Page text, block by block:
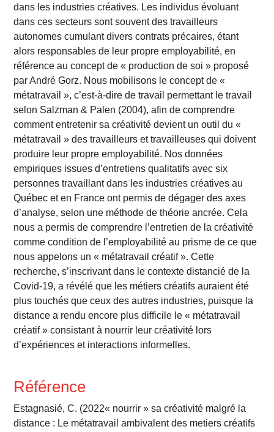
dans les industries créatives. Les individus évoluant
dans ces secteurs sont souvent des travailleurs
autonomes cumulant divers contrats précaires, étant
alors responsables de leur propre employabilité, en
référence au concept de « production de soi » proposé
par André Gorz. Nous mobilisons le concept de «
métatravail », c’est-à-dire de travail permettant le travail
selon Salzman & Palen (2004), afin de comprendre
comment entretenir sa créativité devient un outil du «
métatravail » des travailleurs et travailleuses qui doivent
produire leur propre employabilité. Nos données
empiriques issues d’entretiens qualitatifs avec six
personnes travaillant dans les industries créatives au
Québec et en France ont permis de dégager des axes
d’analyse, selon une méthode de théorie ancrée. Cela
nous a permis de comprendre l’entretien de la créativité
comme condition de l’employabilité au prisme de ce que
nous appelons un « métatravail créatif ». Cette
recherche, s’inscrivant dans le contexte distancié de la
Covid-19, a révélé que les métiers créatifs auraient été
plus touchés que ceux des autres industries, puisque la
distance a rendu encore plus difficile le « métatravail
créatif » consistant à nourrir leur créativité lors
d’expériences et interactions informelles.
Référence
Estagnasié, C. (2022« nourrir » sa créativité malgré la
distance : Le métatravail ambivalent des metiers créatifs